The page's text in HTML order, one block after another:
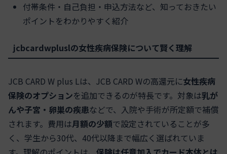
付帯条件・自己負担・申込方法など、知っておきたい
ポイントをわかりやすく紹介
jcbcardwpluslの女性疾病保険について賢く理解
JCB CARD W plus Lは、JCB CARD Wの高還元に女性疾病
保険のオプションを追加できるのが特長です。対象は乳が
んや子宮・卵巣の疾患などで、入院や手術が所定額で補償
されます。費用は月額の少額で設定されていることが多
く、学生から30代、40代以降まで幅広く選ばれていま